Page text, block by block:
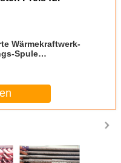
Wärmekraftwerk-
Spule